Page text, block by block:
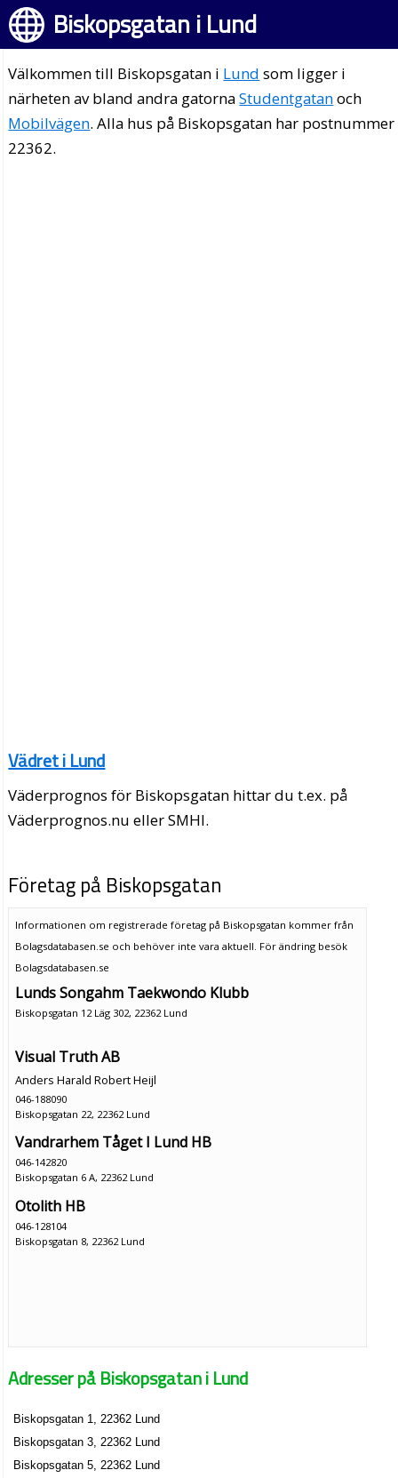
Biskopsgatan i Lund
Välkommen till Biskopsgatan i Lund som ligger i
närheten av bland andra gatornaStudentgatanoch
Mobilvägen. Alla hus på Biskopsgatan har postnummer
22362.
Vädret i Lund
Väderprognos för Biskopsgatan hittar du t.ex. på
Väderprognos.nu eller SMHI.
Företag på Biskopsgatan
Informationen om registrerade företag på Biskopsgatan kommer från
Bolagsdatabasen.se och behöver inte vara aktuell. För ändring besök
Bolagsdatabasen.se
Lunds Songahm Taekwondo Klubb
Biskopsgatan 12 Läg 302, 22362 Lund
Visual Truth AB
Anders Harald Robert Heijl
046-188090
Biskopsgatan 22, 22362 Lund
Vandrarhem Tåget I Lund HB
046-142820
Biskopsgatan 6 A, 22362 Lund
Otolith HB
046-128104
Biskopsgatan 8, 22362 Lund
Adresser på Biskopsgatan i Lund
Biskopsgatan 1, 22362 Lund
Biskopsgatan 3, 22362 Lund
Biskopsgatan 5, 22362 Lund